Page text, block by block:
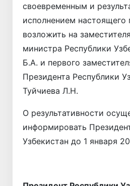
своевременным и
исполнением настоящего
возложить на
министра Республики
Б.А. и первого
Президента Республики
Туйчиева Л.Н.
О результативности
информировать
Узбекистан до 1 января